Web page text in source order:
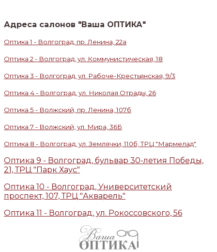
Адреса салонов "Ваша ОПТИКА"
Оптика 1 - Волгоград, пр. Ленина, 22а
Оптика 2 - Волгоград, ул. Коммунистическая, 18
Оптика 3 - Волгоград, ул. Рабоче-Крестьянская, 9/3
Оптика 4 - Волгоград, ул. Николая Отрады, 26
Оптика 5 - Волжский, пр. Ленина, 107б
Оптика 7 - Волжский, ул. Мира, 36Б
Оптика 8 - Волгоград, ул. Землячки, 110б, ТРЦ "Мармелад"
Оптика 9 - Волгоград, бульвар 30-летия Победы,
21, ТРЦ "Парк Хаус"
Оптика 10 - Волгоград, Университетский
проспект, 107, ТРЦ "Акварель"
Оптика 11 - Волгоград, ул. Рокоссовского, 56